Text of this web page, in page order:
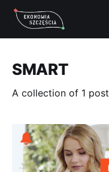
SMART
A collection of 1 post